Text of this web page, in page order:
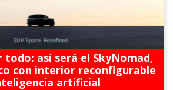
todo: así será el SkyNomad,
con interior reconfigurable
artificial